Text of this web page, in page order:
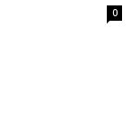
0